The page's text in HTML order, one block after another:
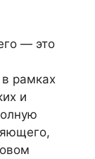
— это
рамках
и